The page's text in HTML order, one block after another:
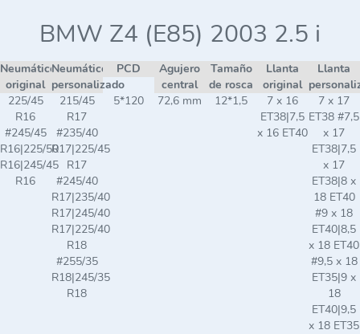
BMW Z4 (E85) 2003 2.5 i
Neumático
original
Neumático
personalizado
PCD
Agujero
central
Tamaño
de rosca
Llanta
original
Llanta
225/45
R16
#245/45
R16|225/50
R16|245/45
R16
215/45
R17
#235/40
R17|225/45
R17
#245/40
R17|235/40
R17|245/40
R17|225/40
R18
#255/35
R18|245/35
R18
5*120 72,6 mm 12*1,5
7 x 16
ET38|7,5
x 16 ET40
7 x 17
ET38 #7,5
x 17
ET38|7,5
x 17
ET38|8 x
18 ET40
#9 x 18
ET40|8,5
x 18 ET40
#9,5 x 18
ET35|9 x
18
ET40|9,5
x 18 ET35